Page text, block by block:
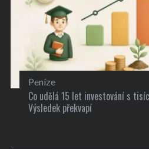
Peníze
Co udělá 15 let investování s
Výsledek překvapí